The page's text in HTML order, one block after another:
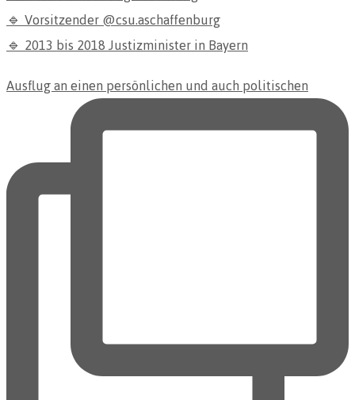
🔹 Vorsitzender @csu.aschaffenburg
🔹 2013 bis 2018 Justizminister in Bayern
Ausflug an einen persönlichen und auch politischen